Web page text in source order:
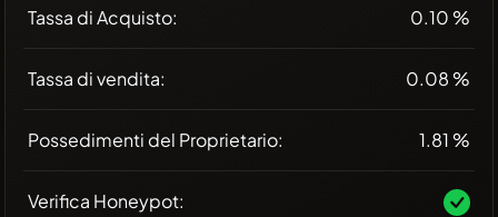
Tassa di Acquisto: 0.10 %
Tassa di vendita: 0.08 %
Possedimenti del Proprietario: 1.81 %
Verifica Honeypot: